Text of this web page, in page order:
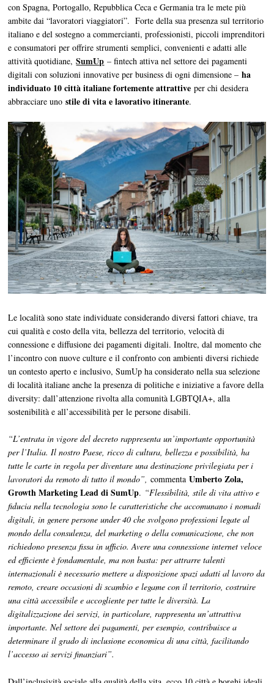
con Spagna, Portogallo, Repubblica Ceca e Germania tra le mete più
ambite dai “lavoratori viaggiatori”. Forte della sua presenza sul territorio
italiano e del sostegno a commercianti, professionisti, piccoli imprenditori
e consumatori per offrire strumenti semplici, convenienti e adatti alle
attività quotidiane,SumUp – fintech attiva nel settore dei pagamenti
digitali con soluzioni innovative per business di ogni dimensione –ha
individuato 10 città italiane fortemente attrattive per chi desidera
abbracciare unostile di vita e lavorativo itinerante.
Le località sono state individuate considerando diversi fattori chiave, tra
cui qualità e costo della vita, bellezza del territorio, velocità di
connessione e diffusione dei pagamenti digitali. Inoltre, dal momento che
l’incontro con nuove culture e il confronto con ambienti diversi richiede
un contesto aperto e inclusivo, SumUp ha considerato nella sua selezione
di località italiane anche la presenza di politiche e iniziative a favore della
diversity: dall’attenzione rivolta alla comunità LGBTQIA+, alla
sostenibilità e all’accessibilità per le persone disabili.
“L’entrata in vigore del decreto rappresenta un’importante opportunità
per l’Italia. Il nostro Paese, ricco di cultura, bellezza e possibilità, ha
tutte le carte in regola per diventare una destinazione privilegiata per i
lavoratori da remoto di tutto il mondo”, commentaUmberto Zola,
Growth Marketing Lead di SumUp. “Flessibilità, stile di vita attivo e
fiducia nella tecnologia sono le caratteristiche che accomunano i nomadi
digitali, in genere persone under 40 che svolgono professioni legate al
mondo della consulenza, del marketing o della comunicazione, che non
richiedono presenza fissa in ufficio. Avere una connessione internet veloce
ed efficiente è fondamentale, ma non basta: per attrarre talenti
internazionali è necessario mettere a disposizione spazi adatti al lavoro da
remoto, creare occasioni di scambio e legame con il territorio, costruire
una città accessibile e accogliente per tutte le diversità. La
digitalizzazione dei servizi, in particolare, rappresenta un’attrattiva
importante. Nel settore dei pagamenti, per esempio, contribuisce a
determinare il grado di inclusione economica di una città, facilitando
l’accesso ai servizi finanziari”.